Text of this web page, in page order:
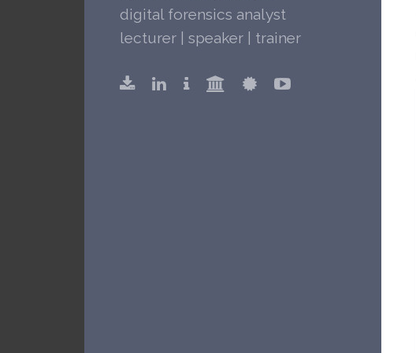
digital forensics analyst
lecturer | speaker | trainer